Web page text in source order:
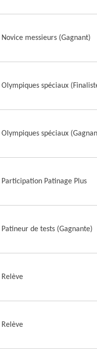
Novice messieurs (Gagnant)
Olympiques spéciaux
Olympiques spéciaux
Participation Patinage Plus
Patineur de tests (Gagnante)
Relève
Relève